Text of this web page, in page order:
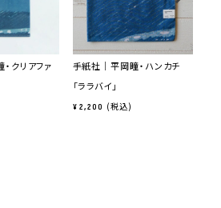
クリアファ
手紙社｜平岡瞳・ハンカチ
「ララバイ」
¥ 2,200 税込